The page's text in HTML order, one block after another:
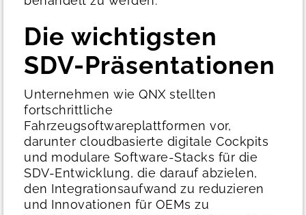
Die wichtigsten
SDV-Präsentationen
Unternehmen wie QNX stellten
fortschrittliche
Fahrzeugsoftwareplattformen vor,
darunter cloudbasierte digitale Cockpits
und modulare Software-Stacks für die
SDV-Entwicklung, die darauf abzielen,
den Integrationsaufwand zu reduzieren
und Innovationen für OEMs zu